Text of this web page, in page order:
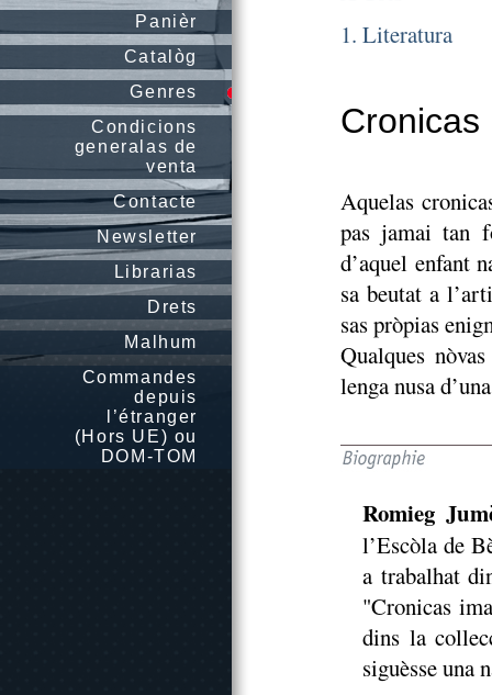
Panièr
Catalòg
Genres
Condicions
generalas de
venta
Contacte
Newsletter
Librarias
Drets
Malhum
Commandes
depuis
l’étranger
(Hors UE) ou
DOM-TOM
1. Literatura
Cronicas
Aquelas
pas jamai tan
d’aquel enfant
sa beutat a
sas pròpias
Qualques
lenga nusa
Romieg
l’Escòla de
a trabalhat
"Cronicas
dins la
siguèsse una